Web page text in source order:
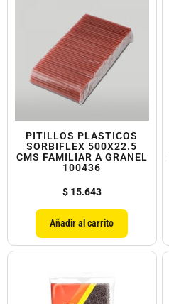
PITILLOS PLASTICOS
SORBIFLEX 500X22.5
CMS FAMILIAR A GRANEL
100436
$15.643
Añadir al carrito